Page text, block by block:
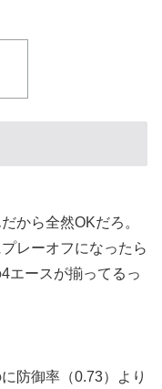
から全然OKだろ。
レーオフになったら
エースが揃ってるっ
防御率（0.73）より